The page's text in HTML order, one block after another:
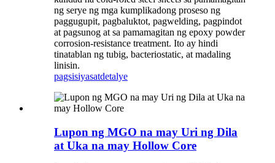
ng serye ng mga kumplikadong proseso ng
paggugupit, pagbaluktot, pagwelding, pagpindot
at pagsunog at sa pamamagitan ng epoxy powder
corrosion-resistance treatment. Ito ay hindi
tinatablan ng tubig, bacteriostatic, at madaling
linisin.
pagsisiyasatdetalye
Lupon ng MGO na may Uri ng Dila
at Uka na may Hollow Core